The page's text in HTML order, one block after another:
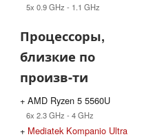
5x 0.9 GHz - 1.1 GHz
Процессоры,
близкие по
произв-ти
+ AMD Ryzen 5 5560U
6x 2.3 GHz - 4 GHz
+ Mediatek Kompanio Ultra